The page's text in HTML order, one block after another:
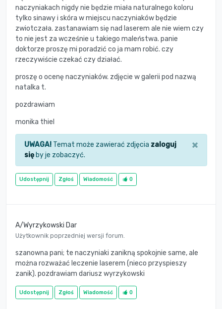
naczyniakach nigdy nie będzie miała naturalnego koloru
tylko sinawy i skóra w miejscu naczyniaków będzie
zwiotczała. zastanawiam się nad laserem ale nie wiem czy
to nie jest za wcześnie u takiego maleństwa. panie
doktorze proszę mi poradzić co ja mam robić. czy
rzeczywiście czekać czy działać.
proszę o ocenę naczyniaków. zdjęcie w galerii pod nazwą
natalka t.
pozdrawiam
monika thiel
UWAGA! Temat może zawierać zdjęcia zaloguj
się by je zobaczyć.
×
Udostępnij Zgłoś Wiadomość 0
A/Wyrzykowski Dar
Użytkownik poprzedniej wersji forum.
szanowna pani; te naczyniaki zanikną spokojnie same, ale
można rozważać leczenie laserem (nieco przyspieszy
zanik). pozdrawiam dariusz wyrzykowski
Udostępnij Zgłoś Wiadomość 0